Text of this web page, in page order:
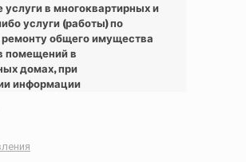
в многоквартирных и
услуги (работы) по
общего имущества
помещений в
домах, при
информации